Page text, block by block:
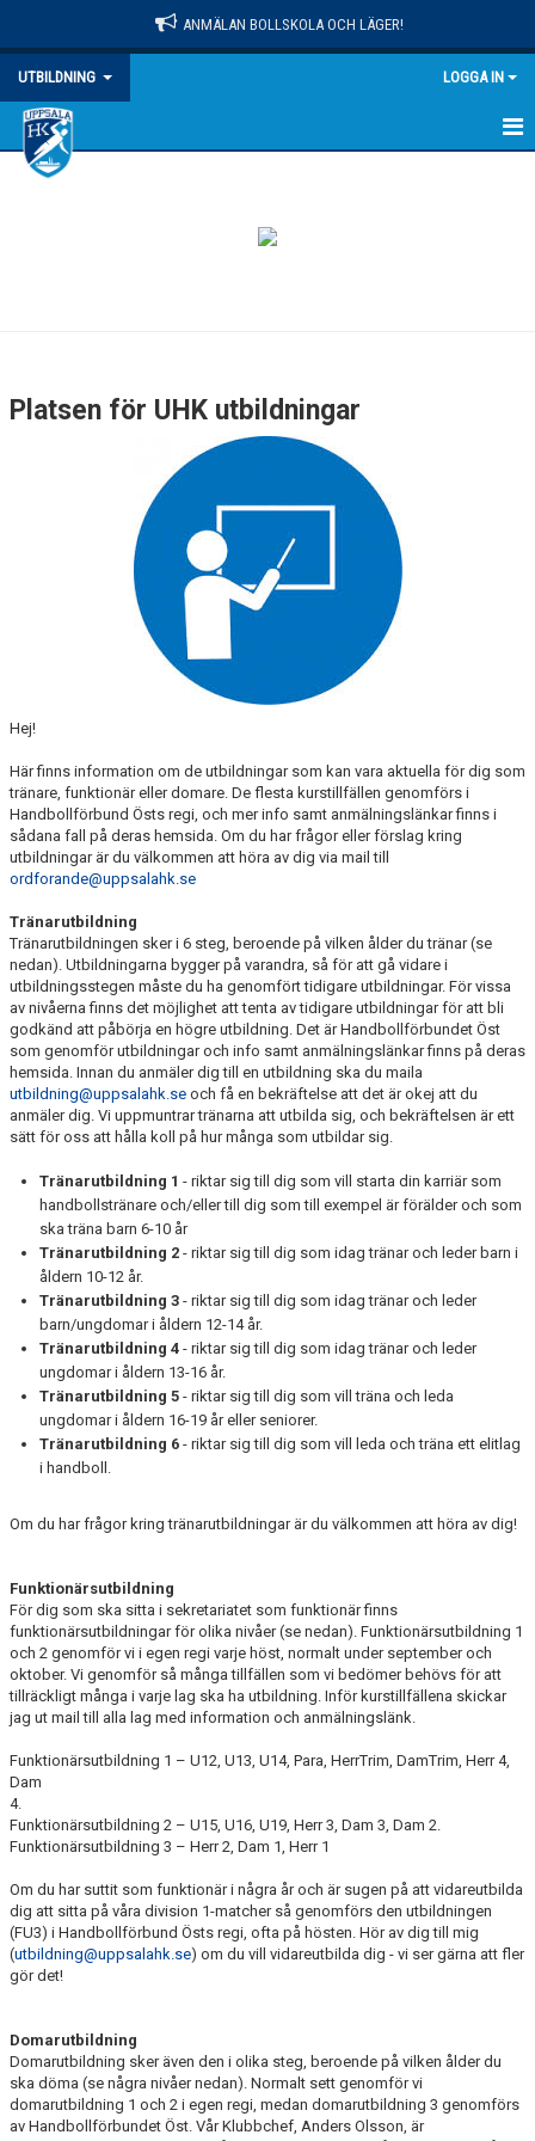
ANMÄLAN BOLLSKOLA OCH LÄGER!
UTBILDNING LOGGA IN
HEM
Platsen för UHK utbildningar
Hej!
Här finns information om de utbildningar som kan vara aktuella för dig som
tränare, funktionär eller domare. De flesta kurstillfällen genomförs i
Handbollförbund Östs regi, och mer info samt anmälningslänkar finns i
sådana fall på deras hemsida. Om du har frågor eller förslag kring
utbildningar är du välkommen att höra av dig via mail till
ordforande@uppsalahk.se
Tränarutbildning
Tränarutbildningen sker i 6 steg, beroende på vilken ålder du tränar (se
nedan). Utbildningarna bygger på varandra, så för att gå vidare i
utbildningsstegen måste du ha genomfört tidigare utbildningar. För vissa
av nivåerna finns det möjlighet att tenta av tidigare utbildningar för att bli
godkänd att påbörja en högre utbildning. Det är Handbollförbundet Öst
som genomför utbildningar och info samt anmälningslänkar finns på deras
hemsida. Innan du anmäler dig till en utbildning ska du maila
utbildning@uppsalahk.se och få en bekräftelse att det är okej att du
anmäler dig. Vi uppmuntrar tränarna att utbilda sig, och bekräftelsen är ett
sätt för oss att hålla koll på hur många som utbildar sig.
Tränarutbildning 1 - riktar sig till dig som vill starta din karriär som
handbollstränare och/eller till dig som till exempel är förälder och som
ska träna barn 6-10 år
Tränarutbildning 2 - riktar sig till dig som idag tränar och leder barn i
åldern 10-12 år.
Tränarutbildning 3 - riktar sig till dig som idag tränar och leder
barn/ungdomar i åldern 12-14 år.
Tränarutbildning 4 - riktar sig till dig som idag tränar och leder
ungdomar i åldern 13-16 år.
Tränarutbildning 5 - riktar sig till dig som vill träna och leda
ungdomar i åldern 16-19 år eller seniorer.
Tränarutbildning 6 - riktar sig till dig som vill leda och träna ett elitlag
i handboll.
Om du har frågor kring tränarutbildningar är du välkommen att höra av dig!
Funktionärsutbildning
För dig som ska sitta i sekretariatet som funktionär finns
funktionärsutbildningar för olika nivåer (se nedan). Funktionärsutbildning 1
och 2 genomför vi i egen regi varje höst, normalt under september och
oktober. Vi genomför så många tillfällen som vi bedömer behövs för att
tillräckligt många i varje lag ska ha utbildning. Inför kurstillfällena skickar
jag ut mail till alla lag med information och anmälningslänk.
Funktionärsutbildning 1 – U12, U13, U14, Para, HerrTrim, DamTrim, Herr 4,
Dam
4.
Funktionärsutbildning 2 – U15, U16, U19, Herr 3, Dam 3, Dam 2.
Funktionärsutbildning 3 – Herr 2, Dam 1, Herr 1
Om du har suttit som funktionär i några år och är sugen på att vidareutbilda
dig att sitta på våra division 1-matcher så genomförs den utbildningen
(FU3) i Handbollförbund Östs regi, ofta på hösten. Hör av dig till mig
(utbildning@uppsalahk.se) om du vill vidareutbilda dig - vi ser gärna att fler
gör det!
Domarutbildning
Domarutbildning sker även den i olika steg, beroende på vilken ålder du
ska döma (se några nivåer nedan). Normalt sett genomför vi
domarutbildning 1 och 2 i egen regi, medan domarutbildning 3 genomförs
av Handbollförbundet Öst. Vår Klubbchef, Anders Olsson, är